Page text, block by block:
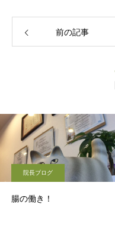
前の記事
院長ブログ
腸の働き！